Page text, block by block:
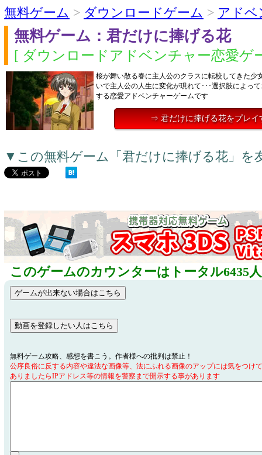
無料ゲーム > ダウンロードゲーム > アドベ
無料ゲーム：君だけに捧げる花
[ ダウンロードアドベンチャー恋愛ゲ
桜が舞い散る春に主人公のクラスに転校してきた少
いで主人公の人生に変化が現れて･･･選択肢によっ
する恋愛アドベンチャーゲームです
⇒ 君だけに捧げる花をプレイ
▼この無料ゲーム「君だけに捧げる花」を
このゲームのカウンターはトータル6435
無料ゲーム攻略、感想を書こう。作者様への批判は禁止！
公序良俗に反する内容や違法な画像等、法にふれる画像のアップには気をつけ
ありましたらIPアドレス等の情報を警察まで開示する事があります